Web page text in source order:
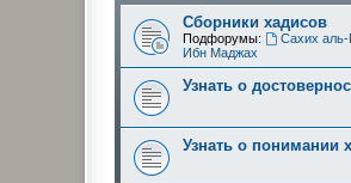
Сборники хадисов
Подфорумы: Сахих аль-
Ибн Маджах
Узнать о
Узнать о понимании